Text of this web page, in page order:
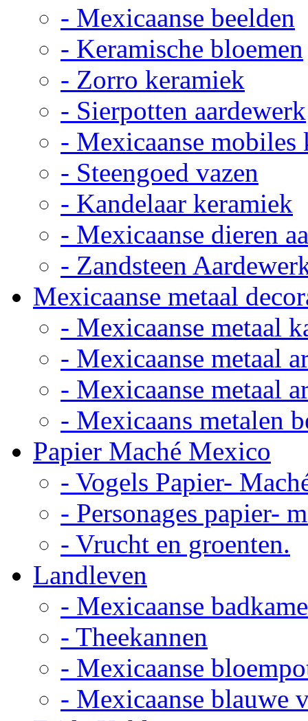
- Mexicaanse beelden
- Keramische bloemen
- Zorro keramiek
- Sierpotten aardewerk
- Mexicaanse mobiles
- Steengoed vazen
- Kandelaar keramiek
- Mexicaanse dieren
- Zandsteen
Mexicaanse metaal
- Mexicaanse metaal
- Mexicaanse metaal
- Mexicaanse metaal
- Mexicaans metalen
Papier Maché Mexico
- Vogels Papier-
- Personages papier-
- Vrucht en groenten.
Landleven
- Mexicaanse
- Theekannen
- Mexicaanse
- Mexicaanse blauwe